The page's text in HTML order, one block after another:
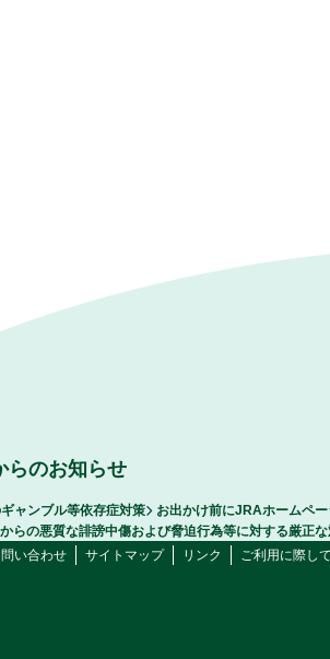
らのお知らせ
ャンブル等依存症対策
お出かけ前にJRAホームペ
らの悪質な誹謗中傷および脅迫行為等に対する厳正
問い合わせ
サイトマップ リンク ご利用に際し